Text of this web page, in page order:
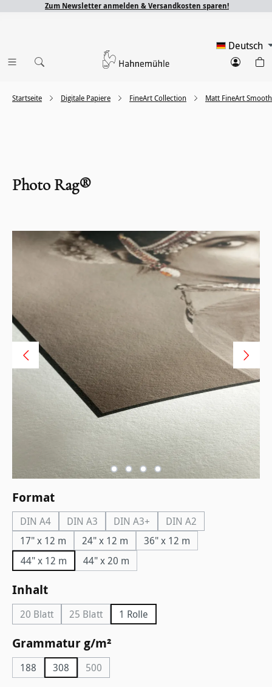
Zum Newsletter anmelden & Versandkosten sparen!
Deutsch
Matt FineArt Smooth
FineArt Collection
Digitale Papiere
Startseite
Photo Rag®
Bildergalerie überspringen
Formatauswählen
DIN A4(Diese Option ist zurzeit nicht verfügbar.)
DIN A3(Diese Option ist zurzeit nicht verfügbar.)
DIN A3+(Diese Option ist zurzeit nicht
DIN A2(Diese Option ist
17" x 12 m 24" x 12 m
36" x 12 m
44" x 12 m
44" x 20 m
Inhaltauswählen
20 Blatt(Diese Option ist zurzeit nicht verfügbar.)
25 Blatt(Diese Option ist zurzeit nicht verfügbar.)
1 Rolle
Grammatur g/m²
188 308 500(Diese Option ist zurzeit nicht verfügbar.)